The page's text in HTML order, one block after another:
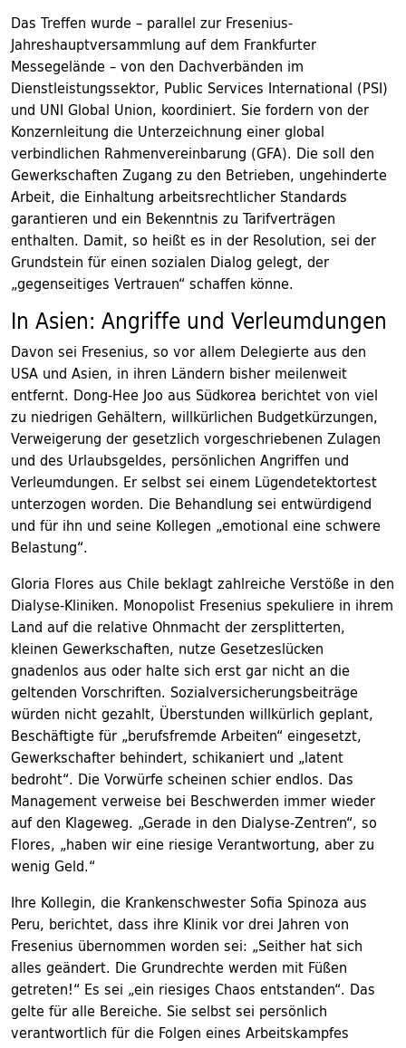
Das Treffen wurde – parallel zur Fresenius-
Jahreshauptversammlung auf dem Frankfurter
Messegelände – von den Dachverbänden im
Dienstleistungssektor, Public Services International (PSI)
und UNI Global Union, koordiniert. Sie fordern von der
Konzernleitung die Unterzeichnung einer global
verbindlichen Rahmenvereinbarung (GFA). Die soll den
Gewerkschaften Zugang zu den Betrieben, ungehinderte
Arbeit, die Einhaltung arbeitsrechtlicher Standards
garantieren und ein Bekenntnis zu Tarifverträgen
enthalten. Damit, so heißt es in der Resolution, sei der
Grundstein für einen sozialen Dialog gelegt, der
„gegenseitiges Vertrauen“ schaffen könne.
In Asien: Angriffe und Verleumdungen
Davon sei Fresenius, so vor allem Delegierte aus den
USA und Asien, in ihren Ländern bisher meilenweit
entfernt. Dong-Hee Joo aus Südkorea berichtet von viel
zu niedrigen Gehältern, willkürlichen Budgetkürzungen,
Verweigerung der gesetzlich vorgeschriebenen Zulagen
und des Urlaubsgeldes, persönlichen Angriffen und
Verleumdungen. Er selbst sei einem Lügendetektortest
unterzogen worden. Die Behandlung sei entwürdigend
und für ihn und seine Kollegen „emotional eine schwere
Belastung“.
Gloria Flores aus Chile beklagt zahlreiche Verstöße in den
Dialyse-Kliniken. Monopolist Fresenius spekuliere in ihrem
Land auf die relative Ohnmacht der zersplitterten,
kleinen Gewerkschaften, nutze Gesetzeslücken
gnadenlos aus oder halte sich erst gar nicht an die
geltenden Vorschriften. Sozialversicherungsbeiträge
würden nicht gezahlt, Überstunden willkürlich geplant,
Beschäftigte für „berufsfremde Arbeiten“ eingesetzt,
Gewerkschafter behindert, schikaniert und „latent
bedroht“. Die Vorwürfe scheinen schier endlos. Das
Management verweise bei Beschwerden immer wieder
auf den Klageweg. „Gerade in den Dialyse-Zentren“, so
Flores, „haben wir eine riesige Verantwortung, aber zu
wenig Geld.“
Ihre Kollegin, die Krankenschwester Sofia Spinoza aus
Peru, berichtet, dass ihre Klinik vor drei Jahren von
Fresenius übernommen worden sei: „Seither hat sich
alles geändert. Die Grundrechte werden mit Füßen
getreten!“ Es sei „ein riesiges Chaos entstanden“. Das
gelte für alle Bereiche. Sie selbst sei persönlich
verantwortlich für die Folgen eines Arbeitskampfes